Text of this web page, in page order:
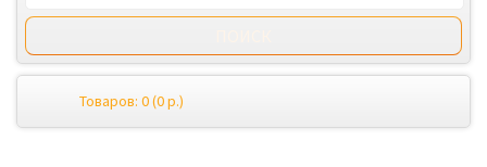
Товаров: 0 (0 р.)